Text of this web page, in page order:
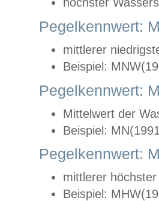
Pegelkennwert:
mittlerer
Beispiel:
Pegelkennwert:
Mittelwert der
Beispiel:
Pegelkennwert:
mittlerer
Beispiel: